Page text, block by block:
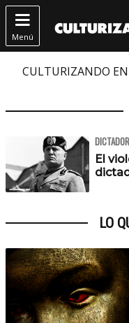

Menú
CULTURIZANDO
El
LO